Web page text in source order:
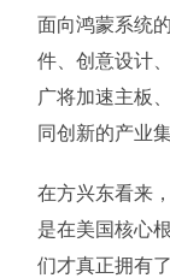
面向鸿蒙系统
件、创意设计
广将加速主板
同创新的产业集
在方兴东看来
是在美国核心
们才真正拥有